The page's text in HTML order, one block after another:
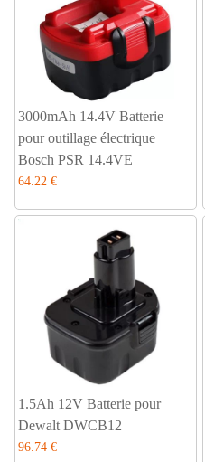
3000mAh 14.4V Batterie
pour outillage électrique
Bosch PSR 14.4VE
64.22 €
1.5Ah 12V Batterie pour
Dewalt DWCB12
96.74 €